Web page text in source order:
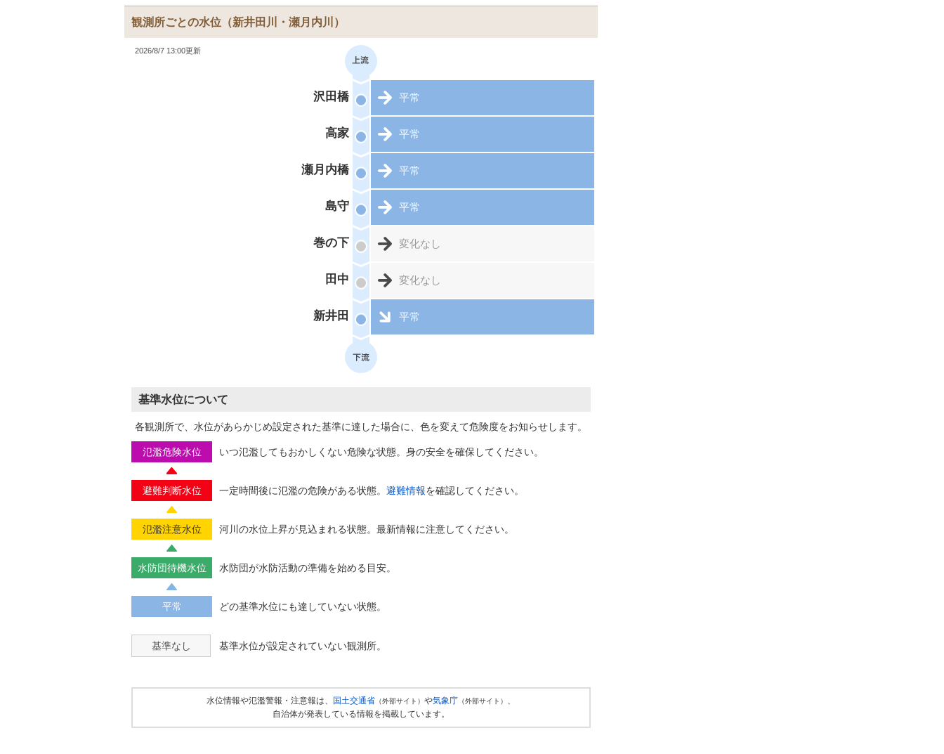
観測所ごとの水位 （新井田川・瀬月内川）
2026/8/7 13:00更新
沢田橋 平常
高家 平常
瀬月内橋 平常
島守 平常
巻の下 変化なし
田中 変化なし
新井田 平常
基準水位について
各観測所で、水位があらかじめ設定された基準に達した場合に、色を変えて危険度をお知らせします。
氾濫危険水位 いつ氾濫してもおかしくない危険な状態。身の安全を確保してください。
避難判断水位 一定時間後に氾濫の危険がある状態。 避難情報を確認してください。
氾濫注意水位 河川の水位上昇が見込まれる状態。最新情報に注意してください。
水防団待機水位 水防団が水防活動の準備を始める目安。
平常 どの基準水位にも達していない状態。
基準なし 基準水位が設定されていない観測所。
水位情報や氾濫警報・注意報は、 国土交通省 （外部サイト） や気象庁 （外部サイト）
自治体が発表している情報を掲載しています。